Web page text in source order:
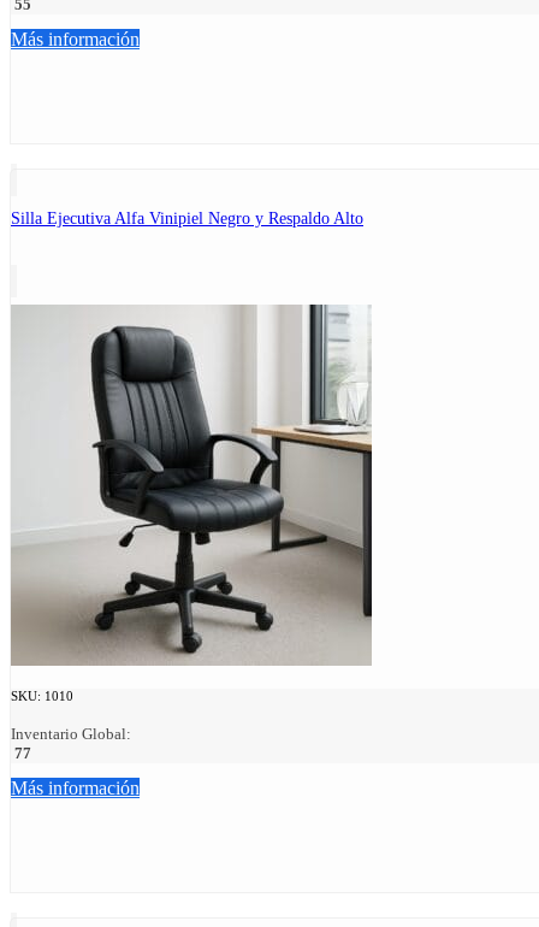
55
Más información
Silla Ejecutiva Alfa Vinipiel Negro y Respaldo Alto
SKU: 1010
Inventario Global:
77
Más información